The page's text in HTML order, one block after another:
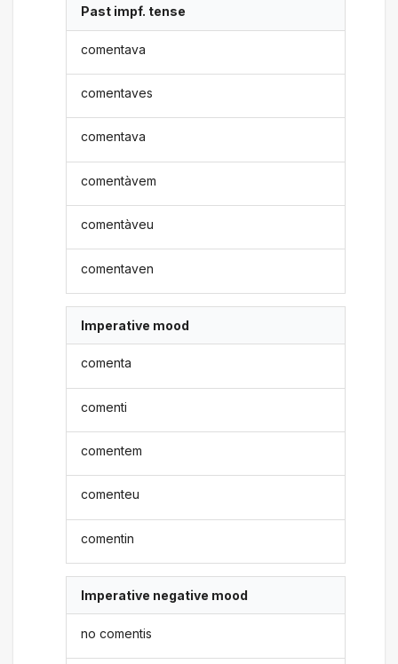
Past impf. tense
comentava
comentaves
comentava
comentàvem
comentàveu
comentaven
Imperative mood
comenta
comenti
comentem
comenteu
comentin
Imperative negative mood
no comentis